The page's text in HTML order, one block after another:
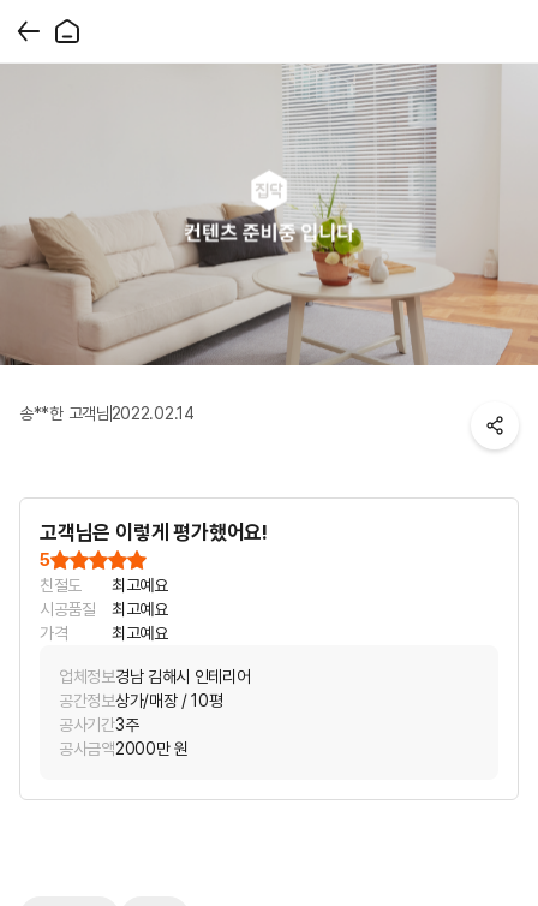
송**한 고객님 2022.02.14
고객님은 이렇게 평가했어요!
5
친절도
최고예요
시공품질
최고예요
가격
최고예요
업체정보경남 김해시 인테리어
공간정보상가/매장 / 10평
공사기간3주
공사금액2000만 원